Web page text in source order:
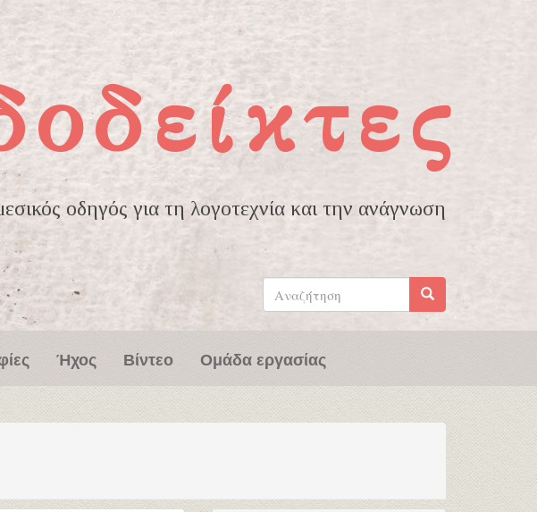
οδηγός για τη λογοτεχνία και την ανάγνωση
Φόρμα
αναζήτησης
Αναζήτηση
Ήχος Βίντεο Ομάδα εργασίας